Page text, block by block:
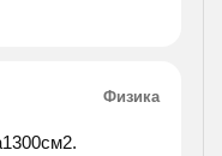
Физика